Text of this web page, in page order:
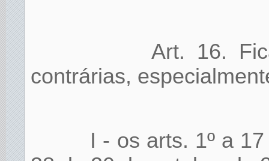
Art. 16.
contrárias,
I - os arts. 1º a